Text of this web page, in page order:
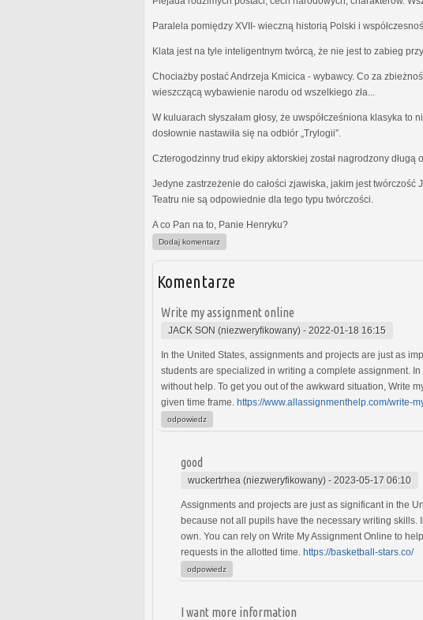
Paralela pomiędzy XVII- wieczną historią Polski i
Klata jest na tyle inteligentnym twórcą, że nie jest to zabieg
Chociażby postać Andrzeja Kmicica - wybawcy. Co za
wieszczącą wybawienie narodu od wszelkiego zła...
W kuluarach słyszałam głosy, że uwspółcześniona klasyka
dosłownie nastawiła się na odbiór „Trylogii”.
Czterogodzinny trud ekipy aktorskiej został nagrodzony
Jedyne zastrzeżenie do całości zjawiska, jakim jest
Teatru nie są odpowiednie dla tego typu twórczości.
A co Pan na to, Panie Henryku?
Dodaj komentarz
Komentarze
Write my assignment online
JACK SON (niezweryfikowany) - 2022-01-18 16:15
In the United States, assignments and projects are just as
students are specialized in writing a complete assignment.
without help. To get you out of the awkward situation, Write
given time frame. https://www.allassignmenthelp.com/write-
odpowiedz
good
wuckertrhea (niezweryfikowany) - 2023-05-17 06:10
Assignments and projects are just as significant in the
because not all pupils have the necessary writing
own. You can rely on Write My Assignment Online to
requests in the allotted time. https://basketball-stars.co/
odpowiedz
I want more information